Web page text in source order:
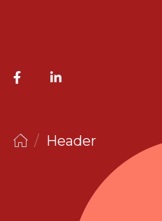
/ Header